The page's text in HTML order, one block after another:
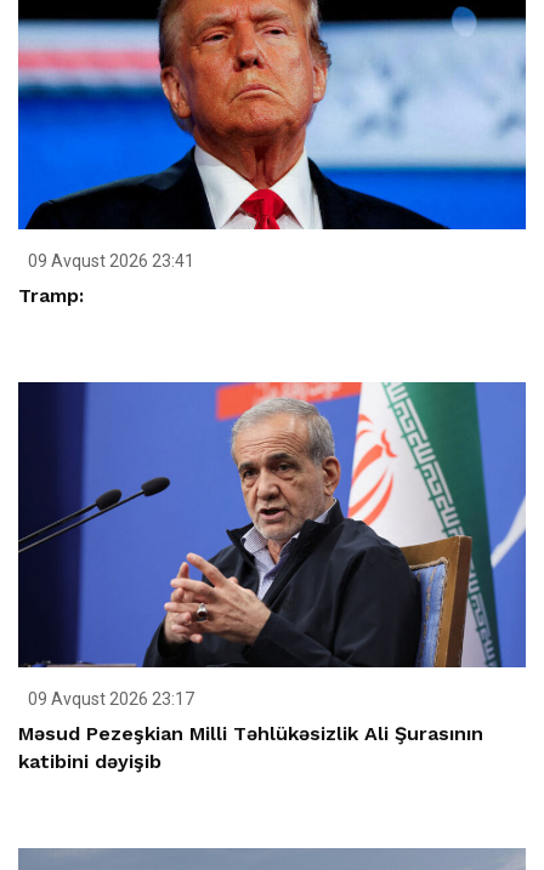
09 Avqust 2026 23:41
Tramp:
09 Avqust 2026 23:17
Məsud Pezeşkian Milli Təhlükəsizlik Ali Şurasının
katibini dəyişib